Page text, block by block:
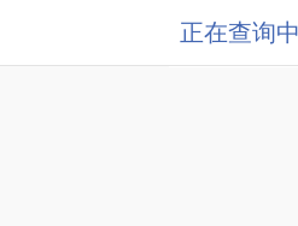
正在查询中